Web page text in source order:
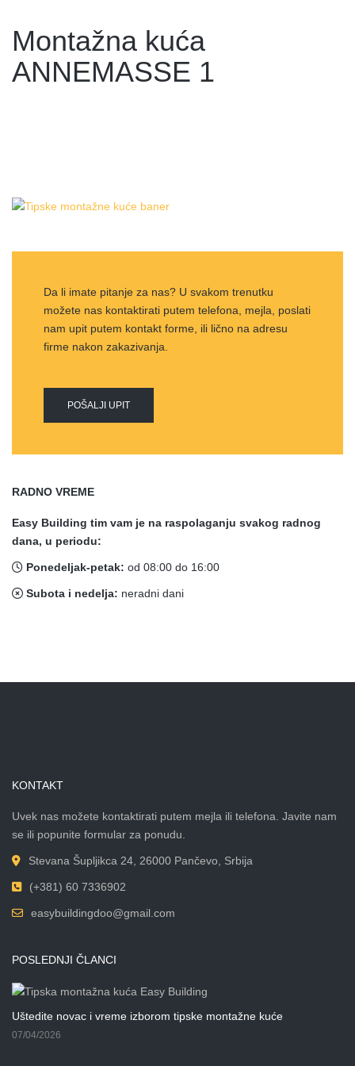
Montažna kuća
ANNEMASSE 1
Da li imate pitanje za nas? U svakom trenutku
možete nas kontaktirati putem telefona, mejla, poslati
nam upit putem kontakt forme, ili lično na adresu
firme nakon zakazivanja.
POŠALJI UPIT
RADNO VREME
Easy Building tim vam je na raspolaganju svakog radnog
dana, u periodu:
Ponedeljak-petak: od 08:00 do 16:00
Subota i nedelja: neradni dani
KONTAKT
Uvek nas možete kontaktirati putem mejla ili telefona. Javite nam
se ili popunite formular za ponudu.
Stevana Šupljikca 24, 26000 Pančevo, Srbija
(+381) 60 7336902
easybuildingdoo@gmail.com
POSLEDNJI ČLANCI
Uštedite novac i vreme izborom tipske montažne kuće
07/04/2026